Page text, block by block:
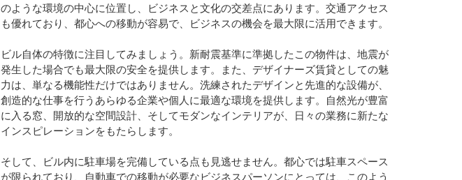
のような環境の中心に位置し、ビジネスと文化の交差点にあります。交通アクセス
も優れており、都心への移動が容易で、ビジネスの機会を最大限に活用できます。
ビル自体の特徴に注目してみましょう。新耐震基準に準拠したこの物件は、地震が
発生した場合でも最大限の安全を提供します。また、デザイナーズ賃貸としての魅
力は、単なる機能性だけではありません。洗練されたデザインと先進的な設備が、
創造的な仕事を行うあらゆる企業や個人に最適な環境を提供します。自然光が豊富
に入る窓、開放的な空間設計、そしてモダンなインテリアが、日々の業務に新たな
インスピレーションをもたらします。
そして、ビル内に駐車場を完備している点も見逃せません。都心では駐車スペース
が限られており、自動車での移動が必要なビジネスパーソンにとっては、このよう